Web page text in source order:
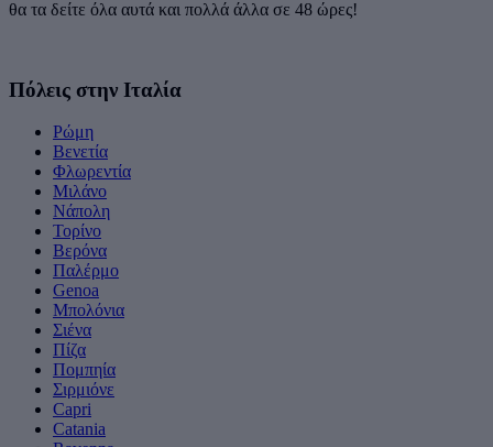
θα τα δείτε όλα αυτά και πολλά άλλα σε 48 ώρες!
Πόλεις στην Ιταλία
Ρώμη
Βενετία
Φλωρεντία
Μιλάνο
Νάπολη
Τορίνο
Βερόνα
Παλέρμο
Genoa
Μπολόνια
Σιένα
Πίζα
Πομπηία
Σιρμιόνε
Capri
Catania